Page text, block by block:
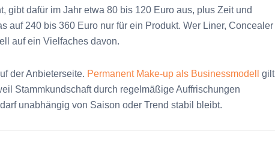
gibt dafür im Jahr etwa 80 bis 120 Euro aus, plus Zeit und
auf 240 bis 360 Euro nur für ein Produkt. Wer Liner, Concealer
auf ein Vielfaches davon.
der Anbieterseite. Permanent Make-up als Businessmodell
gilt
Stammkundschaft durch regelmäßige Auffrischungen
unabhängig von Saison oder Trend stabil bleibt.